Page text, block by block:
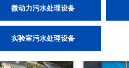
微动力污水处理设备
实验室污水处理设备